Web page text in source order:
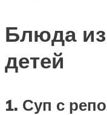
Блюда
детей
1. Суп с